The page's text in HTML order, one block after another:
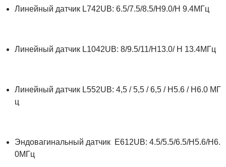
Линейный датчик L742UB: 6.5/7.5/8.5/H9.0/H 9.4МГц
Линейный датчик L1042UB: 8/9.5/11/H13.0/ H 13.4МГц
Линейный датчик L552UB: 4,5 / 5,5 / 6,5 / H5.6 / H6.0 МГ
ц
Эндовагинальный датчик E612UB: 4.5/5.5/6.5/H5.6/H6.
0МГц